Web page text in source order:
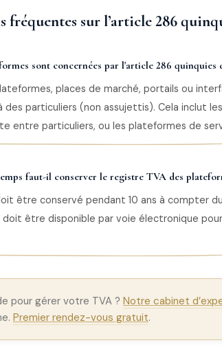
fréquentes sur l’article 286
sont concernées par l'article 286 quinquies
places de marché, portails ou
des particuliers (non assujettis). Cela inclut
entre particuliers, ou les plateformes de
faut-il conserver le registre TVA des
être conservé pendant 10 ans à compter
doit être disponible par voie électronique
pour gérer votre TVA ? Notre cabinet
Premier rendez-vous gratuit.